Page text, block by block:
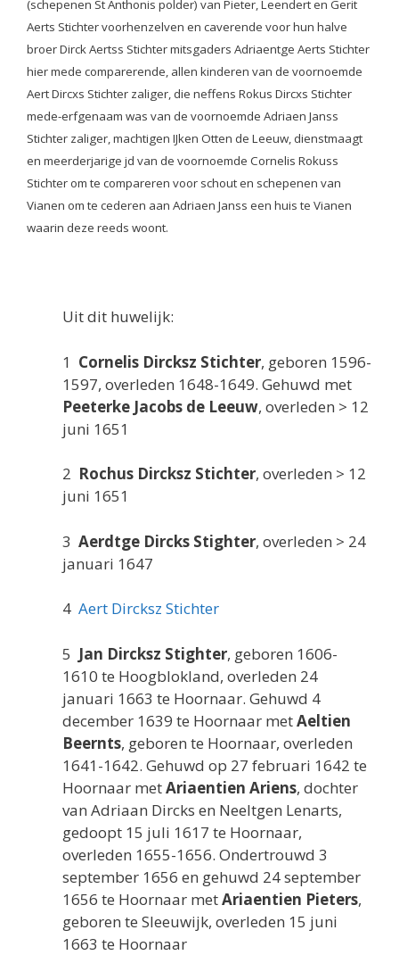
(schepenen St Anthonis polder) van Pieter, Leendert en Gerit
Aerts Stichter voorhenzelven en caverende voor hun halve
broer Dirck Aertss Stichter mitsgaders Adriaentge Aerts Stichter
hier mede comparerende, allen kinderen van de voornoemde
Aert Dircxs Stichter zaliger, die neffens Rokus Dircxs Stichter
mede-erfgenaam was van de voornoemde Adriaen Janss
Stichter zaliger, machtigen IJken Otten de Leeuw, dienstmaagt
en meerderjarige jd van de voornoemde Cornelis Rokuss
Stichter om te compareren voor schout en schepenen van
Vianen om te cederen aan Adriaen Janss een huis te Vianen
waarin deze reeds woont.
Uit dit huwelijk:
1 Cornelis Dircksz Stichter, geboren 1596-
1597, overleden 1648-1649. Gehuwd met
Peeterke Jacobs de Leeuw, overleden > 12
juni 1651
2 Rochus Dircksz Stichter, overleden > 12
juni 1651
3 Aerdtge Dircks Stighter, overleden > 24
januari 1647
4 Aert Dircksz Stichter
5 Jan Dircksz Stighter, geboren 1606-
1610 te Hoogblokland, overleden 24
januari 1663 te Hoornaar. Gehuwd 4
december 1639 te Hoornaar metAeltien
Beernts, geboren te Hoornaar, overleden
1641-1642. Gehuwd op 27 februari 1642 te
Hoornaar metAriaentien Ariens, dochter
van Adriaan Dircks en Neeltgen Lenarts,
gedoopt 15 juli 1617 te Hoornaar,
overleden 1655-1656. Ondertrouwd 3
september 1656 en gehuwd 24 september
1656 te Hoornaar metAriaentien Pieters,
geboren te Sleeuwijk, overleden 15 juni
1663 te Hoornaar